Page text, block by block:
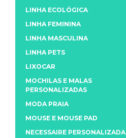
LINHA ECOLÓGICA
LINHA FEMININA
LINHA MASCULINA
LINHA PETS
LIXOCAR
MOCHILAS E MALAS
PERSONALIZADAS
MODA PRAIA
MOUSE E MOUSE PAD
NECESSAIRE PERSONALIZADA